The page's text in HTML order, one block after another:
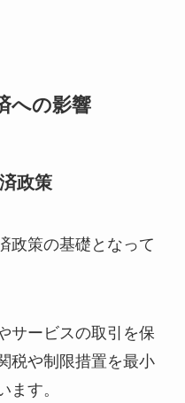
への影響
政策
政策の基礎となって
サービスの取引を保
税や制限措置を最小
ます。